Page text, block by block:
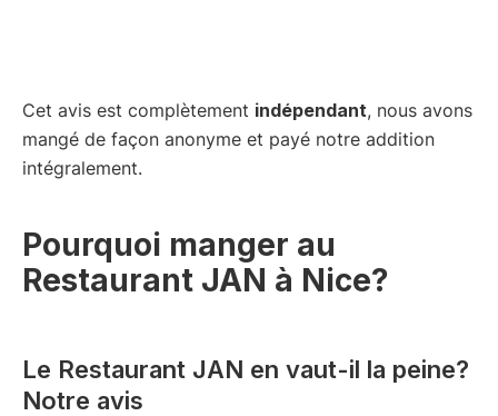
Cet avis est complètement indépendant, nous avons
mangé de façon anonyme et payé notre addition
intégralement.
Pourquoi manger au
Restaurant JAN à Nice?
Le Restaurant JAN en vaut-il la peine?
Notre avis